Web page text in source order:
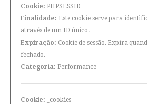
Cookie: PHPSESSID
Finalidade: Este cookie serve para
através de um ID único.
Expiração: Cookie de sessão. Expira
fechado.
Categoria: Performance
Cookie:
_cookies